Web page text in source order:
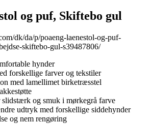
og puf, Skiftebo gul
dk/da/p/poaeng-laenestol-og-puf-
skiftebo-gul-s39487806/
hynder
forskellige farver og tekstiler
med lamellimet birketræsstel
slidstærk og smuk i mørkegrå farve
udtryk med forskellige siddehynder
og nem rengøring